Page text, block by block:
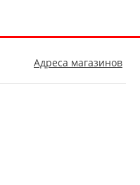
Адреса магазинов